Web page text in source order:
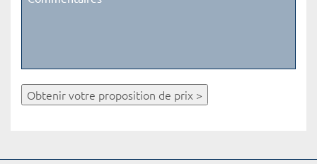
Obtenir votre proposition de prix >